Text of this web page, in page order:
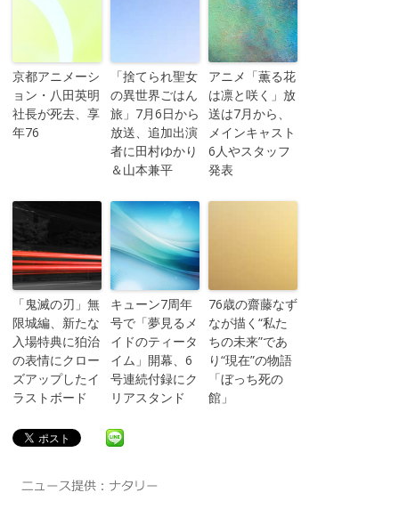
京都アニメーシ
ョン・八田英明
社長が死去、享
年76
「捨てられ聖女
の異世界ごはん
旅」7月6日から
放送、追加出演
者に田村ゆかり
＆山本兼平
アニメ「薫る花
は凛と咲く」放
送は7月から、
メインキャスト
6人やスタッフ
発表
「鬼滅の刃」無
限城編、新たな
入場特典に狛治
の表情にクロー
ズアップしたイ
ラストボード
キューン7周年
号で「夢見るメ
イドのティータ
イム」開幕、6
号連続付録にク
リアスタンド
76歳の齋藤なず
なが描く“私た
ちの未来”であ
り“現在”の物語
「ぼっち死の
館」